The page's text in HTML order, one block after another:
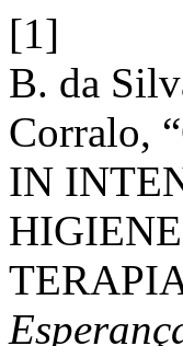
[1]
B. da
Corralo,
IN